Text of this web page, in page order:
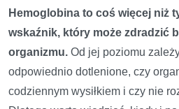
Hemoglobina to coś więcej niż
wskaźnik, który może zdradzić
organizmu. Od jej poziomu
odpowiednio dotlenione, czy
codziennym wysiłkiem i czy nie